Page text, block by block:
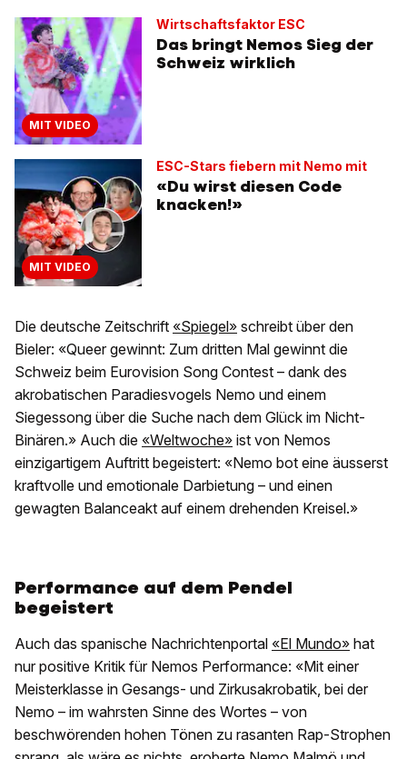
MIT VIDEO
Wirtschaftsfaktor ESC
Das bringt Nemos Sieg der
Schweiz wirklich
MIT VIDEO
ESC-Stars fiebern mit Nemo mit
«Du wirst diesen Code
knacken!»
Die deutsche Zeitschrift «Spiegel» schreibt über den
Bieler: «Queer gewinnt: Zum dritten Mal gewinnt die
Schweiz beim Eurovision Song Contest – dank des
akrobatischen Paradiesvogels Nemo und einem
Siegessong über die Suche nach dem Glück im Nicht-
Binären.» Auch die «Weltwoche» ist von Nemos
einzigartigem Auftritt begeistert: «Nemo bot eine äusserst
kraftvolle und emotionale Darbietung – und einen
gewagten Balanceakt auf einem drehenden Kreisel.»
Performance auf dem Pendel
begeistert
Auch das spanische Nachrichtenportal «El Mundo» hat
nur positive Kritik für Nemos Performance: «Mit einer
Meisterklasse in Gesangs- und Zirkusakrobatik, bei der
Nemo – im wahrsten Sinne des Wortes – von
beschwörenden hohen Tönen zu rasanten Rap-Strophen